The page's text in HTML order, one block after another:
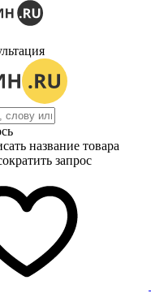
название товара
запрос